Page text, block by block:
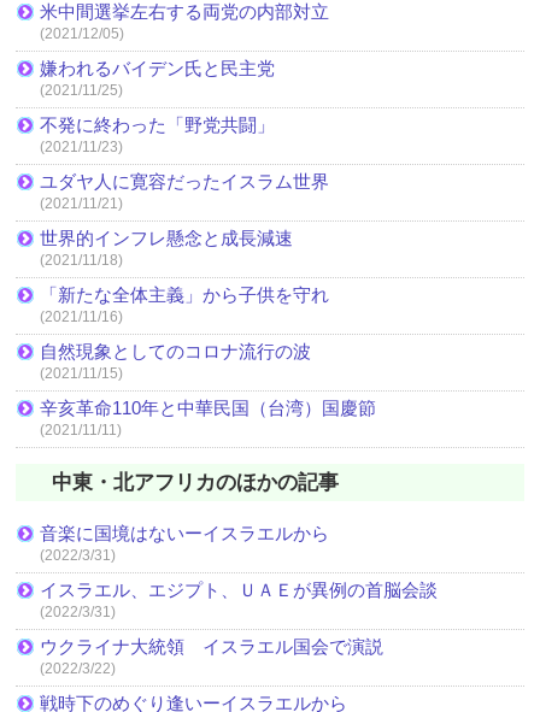
米中間選挙左右する両党の内部対立
(2021/12/05)
嫌われるバイデン氏と民主党
(2021/11/25)
不発に終わった「野党共闘」
(2021/11/23)
ユダヤ人に寛容だったイスラム世界
(2021/11/21)
世界的インフレ懸念と成長減速
(2021/11/18)
「新たな全体主義」から子供を守れ
(2021/11/16)
自然現象としてのコロナ流行の波
(2021/11/15)
辛亥革命110年と中華民国（台湾）国慶節
(2021/11/11)
中東・北アフリカのほかの記事
音楽に国境はないーイスラエルから
(2022/3/31)
イスラエル、エジプト、ＵＡＥが異例の首脳会談
(2022/3/31)
ウクライナ大統領 イスラエル国会で演説
(2022/3/22)
戦時下のめぐり逢いーイスラエルから